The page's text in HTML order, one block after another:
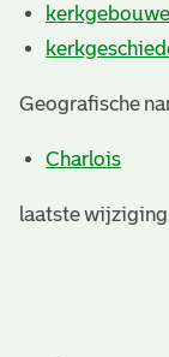
Geografische
Charlois
laatste